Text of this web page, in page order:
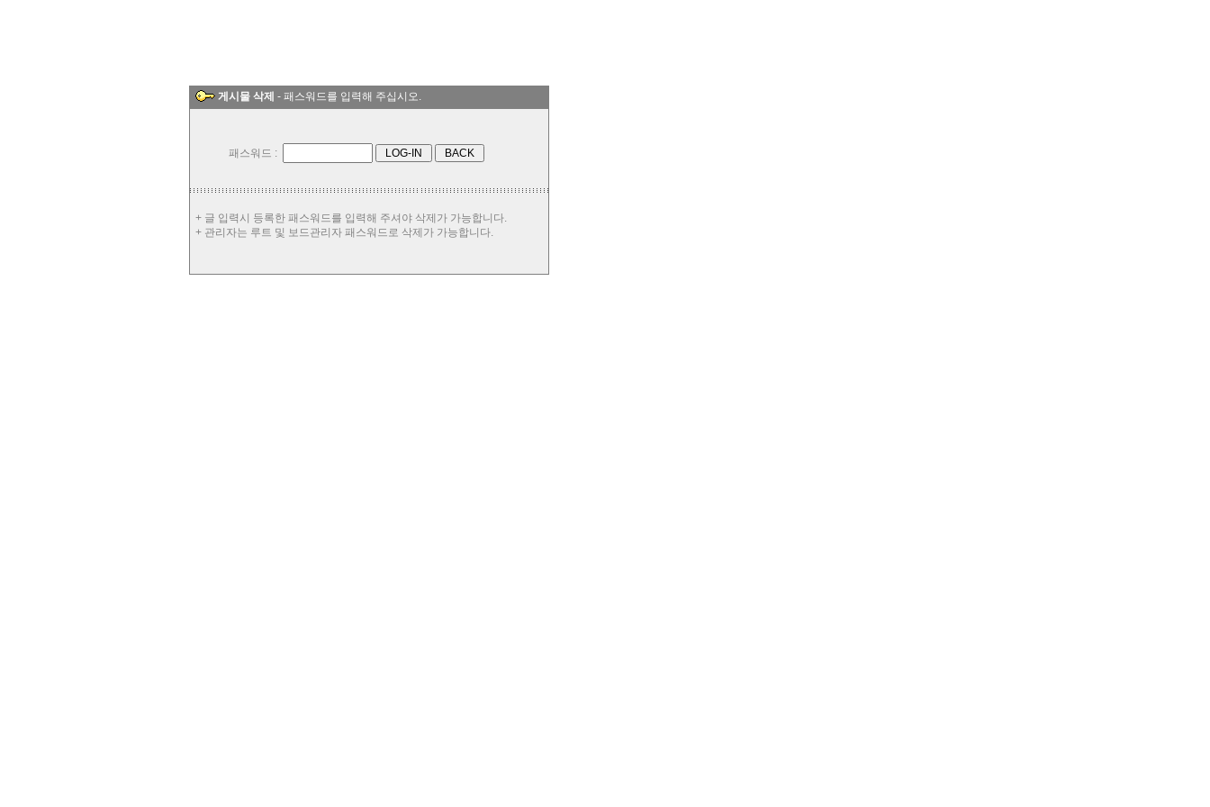
게시물 삭제 - 패스워드를 입력해 주십시오.
패스워드 :
+ 글 입력시 등록한 패스워드를 입력해 주셔야 삭제가 가능합니다.
+ 관리자는 루트 및 보드관리자 패스워드로 삭제가 가능합니다.